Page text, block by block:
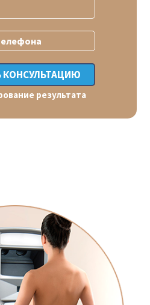
результата